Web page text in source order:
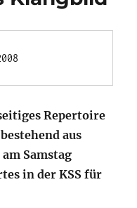
Repertoire
aus
Samstag
in der KSS für